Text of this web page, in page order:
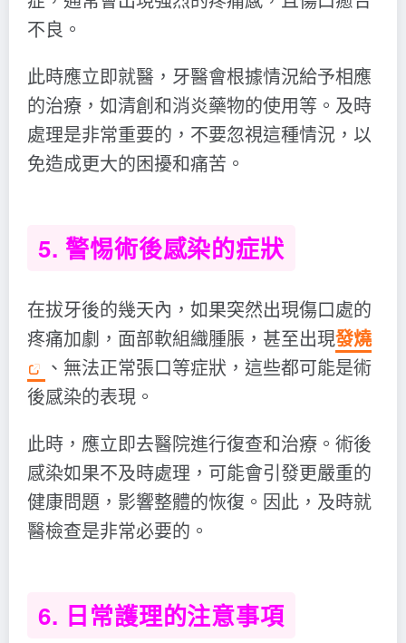
不良。
此時應立即就醫，牙醫會根據情況給予相應
的治療，如清創和消炎藥物的使用等。及時
處理是非常重要的，不要忽視這種情況，以
免造成更大的困擾和痛苦。
5. 警惕術後感染的症狀
在拔牙後的幾天內，如果突然出現傷口處的
疼痛加劇，面部軟組織腫脹，甚至出現發燒
、無法正常張口等症狀，這些都可能是術
後感染的表現。
此時，應立即去醫院進行復查和治療。術後
感染如果不及時處理，可能會引發更嚴重的
健康問題，影響整體的恢復。因此，及時就
醫檢查是非常必要的。
6. 日常護理的注意事項